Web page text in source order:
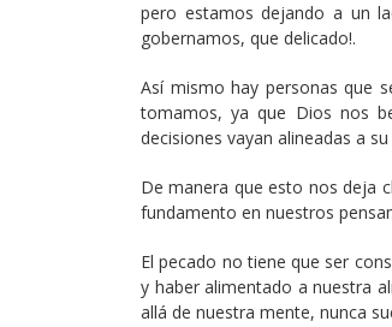
pero estamos dejando a un
gobernamos, que delicado!.
Así mismo hay personas que
tomamos, ya que Dios nos
decisiones vayan alineadas a
De manera que esto nos deja
fundamento en nuestros
El pecado no tiene que ser
y haber alimentado a nuestra
allá de nuestra mente, nunca